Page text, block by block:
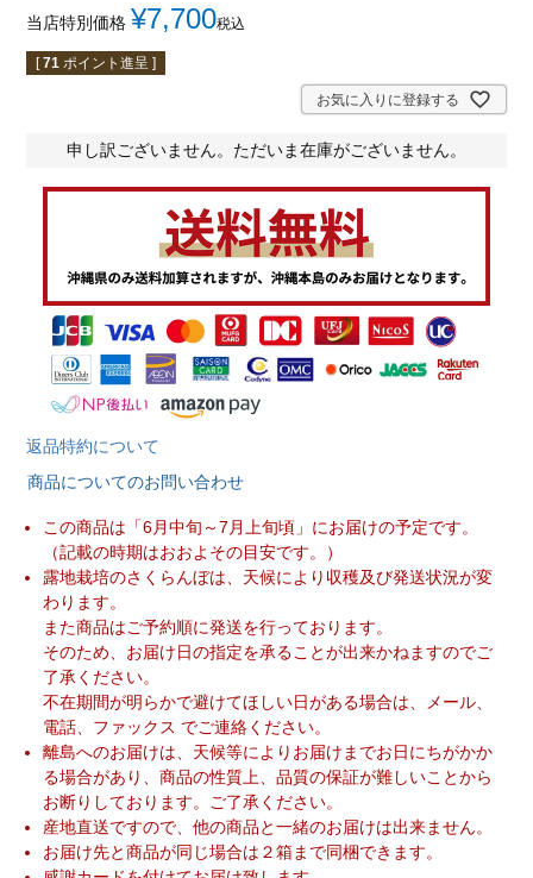
当店特別価格 ¥7,700税込
[ 71 ポイント進呈 ]
お気に入りに登録する
申し訳ございません。ただいま在庫がございません。
返品特約について
商品についてのお問い合わせ
この商品は「6月中旬～7月上旬頃」にお届けの予定です。
（記載の時期はおおよその目安です。）
露地栽培のさくらんぼは、天候により収穫及び発送状況が変
わります。
また商品はご予約順に発送を行っております。
そのため、お届け日の指定を承ることが出来かねますのでご
了承ください。
不在期間が明らかで避けてほしい日がある場合は、メール、
電話、ファックス でご連絡ください。
離島へのお届けは、天候等によりお届けまでお日にちがかか
る場合があり、商品の性質上、品質の保証が難しいことから
お断りしております。ご了承ください。
産地直送ですので、他の商品と一緒のお届けは出来ません。
お届け先と商品が同じ場合は２箱まで同梱できます。